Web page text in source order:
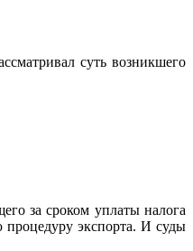
суть возникшего
за сроком уплаты налога
процедуру экспорта. И суды